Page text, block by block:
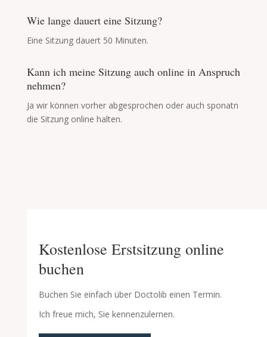
Wie lange dauert eine Sitzung?
Eine Sitzung dauert 50 Minuten.
Kann ich meine Sitzung auch online in Anspruch
nehmen?
Ja wir können vorher abgesprochen oder auch sponatn
die Sitzung online halten.
Kostenlose Erstsitzung online
buchen
Buchen Sie einfach über Doctolib einen Termin.
Ich freue mich, Sie kennenzulernen.